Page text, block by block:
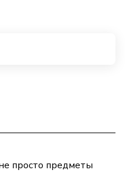
просто предметы